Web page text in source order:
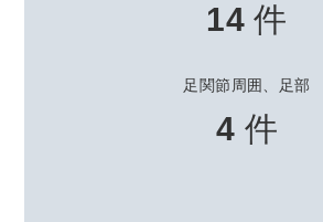
14 件
足関節周囲、足部
4 件